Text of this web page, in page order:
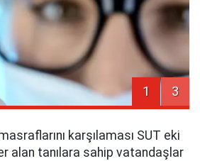
1 3
karşılaması SUT eki
alan tanılara sahip vatandaşlar